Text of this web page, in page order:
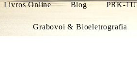
Livros Online Blog PRK-1U
Grabovoi & Bioeletrografia